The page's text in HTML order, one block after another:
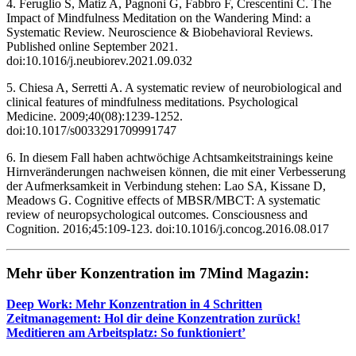
4. Feruglio S, Matiz A, Pagnoni G, Fabbro F, Crescentini C. The
Impact of Mindfulness Meditation on the Wandering Mind: a
Systematic Review. Neuroscience & Biobehavioral Reviews.
Published online September 2021.
doi:10.1016/j.neubiorev.2021.09.032
5. Chiesa A, Serretti A. A systematic review of neurobiological and
clinical features of mindfulness meditations. Psychological
Medicine. 2009;40(08):1239-1252.
doi:10.1017/s0033291709991747 ‌
6. In diesem Fall haben achtwöchige Achtsamkeitstrainings keine
Hirnveränderungen nachweisen können, die mit einer Verbesserung
der Aufmerksamkeit in Verbindung stehen: Lao SA, Kissane D,
Meadows G. Cognitive effects of MBSR/MBCT: A systematic
review of neuropsychological outcomes. Consciousness and
Cognition. 2016;45:109-123. doi:10.1016/j.concog.2016.08.017
Mehr über Kon­zen­tra­tion im 7Mind Maga­zin:
Deep Work: Mehr Kon­zen­tra­tion in 4 Schrit­ten
Zeit­ma­nage­ment: Hol dir deine Kon­zen­tra­tion zurück!
Medi­tie­ren am Arbeits­platz: So funktioniert’